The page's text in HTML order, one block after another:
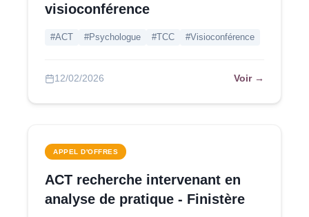
visioconférence
#ACT #Psychologue #TCC #Visioconférence
12/02/2026 Voir →
APPEL D'OFFRES
ACT recherche intervenant en
analyse de pratique - Finistère